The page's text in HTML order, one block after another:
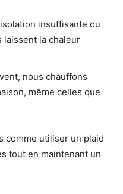
insuffisante ou
laissent la chaleur
nous chauffons
même celles que
comme utiliser un plaid
tout en maintenant un